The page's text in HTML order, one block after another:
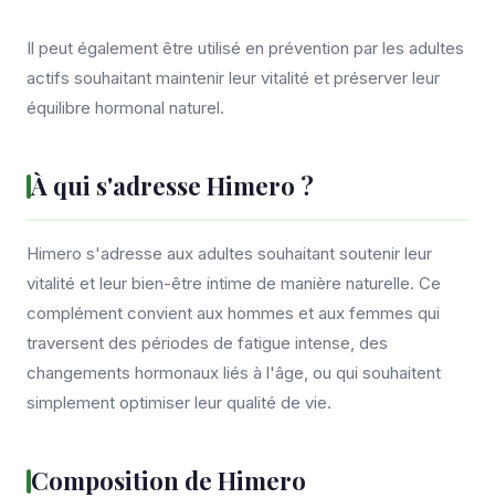
Il peut également être utilisé en prévention par les adultes
actifs souhaitant maintenir leur vitalité et préserver leur
équilibre hormonal naturel.
À qui s'adresse Himero ?
Himero s'adresse aux adultes souhaitant soutenir leur
vitalité et leur bien-être intime de manière naturelle. Ce
complément convient aux hommes et aux femmes qui
traversent des périodes de fatigue intense, des
changements hormonaux liés à l'âge, ou qui souhaitent
simplement optimiser leur qualité de vie.
Composition de Himero